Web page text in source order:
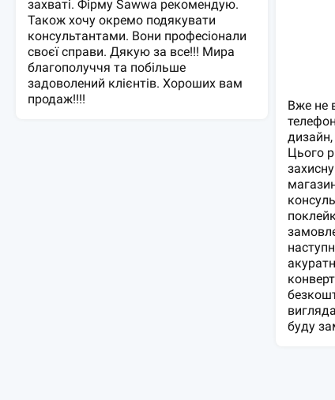
захваті. Фірму Sawwa рекомендую.
Також хочу окремо подякувати
консультантами. Вони професіонали
своєї справи. Дякую за все!!! Мира
благополуччя та побільше
задоволений клієнтів. Хороших вам
продаж!!!!
Вже не
дизайн,
Цього
буду